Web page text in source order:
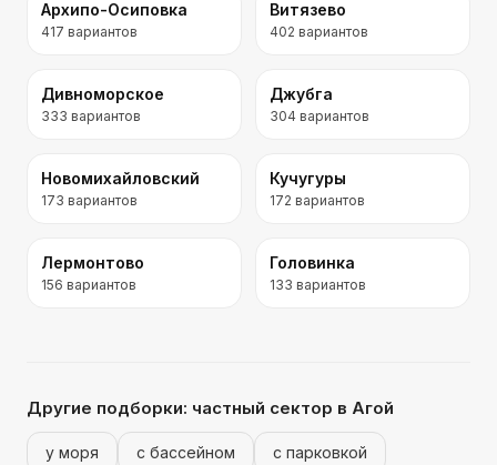
Архипо-Осиповка
417 вариантов
Витязево
402 вариантов
Дивноморское
333 вариантов
Джубга
304 вариантов
Новомихайловский
173 вариантов
Кучугуры
172 вариантов
Лермонтово
156 вариантов
Головинка
133 вариантов
Другие подборки: частный сектор в Агой
у моря с бассейном с парковкой